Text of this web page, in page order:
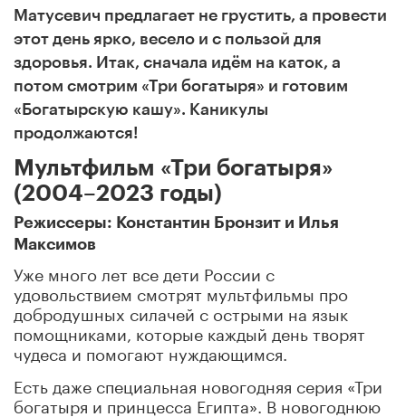
Матусевич предлагает не грустить, а провести
этот день ярко, весело и с пользой для
здоровья. Итак, сначала идём на каток, а
потом смотрим «Три богатыря» и готовим
«Богатырскую кашу». Каникулы
продолжаются!
Мультфильм «Три богатыря»
(2004–2023 годы)
Режиссеры: Константин Бронзит и Илья
Максимов
Уже много лет все дети России с
удовольствием смотрят мультфильмы про
добродушных силачей с острыми на язык
помощниками, которые каждый день творят
чудеса и помогают нуждающимся.
Есть даже специальная новогодняя серия «Три
богатыря и принцесса Египта». В новогоднюю